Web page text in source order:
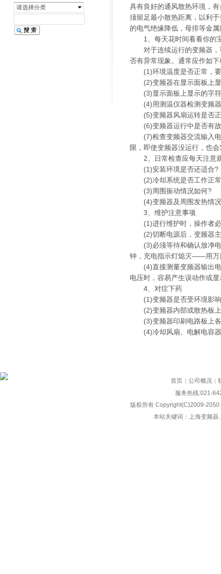
具有良好的通风散热环境，
须留足最小散热距离，以利
的电气绝缘降低，母排等金
1、每天花时间看看你的
对于连续运行的变频器，
否有异常现象。通常应作如
(1)环境温度是否正常，
(2)变频器在显示面板上显
(3)显示面板上显示的字符
(4)用测温仪器检测变频器
(5)变频器风扇运转是否正
(6)变频器运行中是否有故
(7)检查变频器交流输入电
限，即使变频器没运行，也
2、日常检查应每天注意
(1)安装环境是否还适合?
(2)冷却系统是否工作正
(3)周围振动情况如何?
(4)变频器及周围发热情
3、维护注意事项
(1)进行维护时，操作者必
(2)切断电源后，变频器主
(3)必须等待和确认放净电
钟，充电指示灯熄灭——用万
(4)直接测量变频器输出电
电压时，容易产生误动作或
4、对症下药
(1)变频器是否受环境影响
(2)变频器内部或散热板上
(3)变频器印刷电路板上各
(4)冷却风扇、电解电容器
请选择分类
首页 | 公司概况 |
服务热线:021-
版权所有 Copyright(C)2009-2050
本站关键词：上海变频